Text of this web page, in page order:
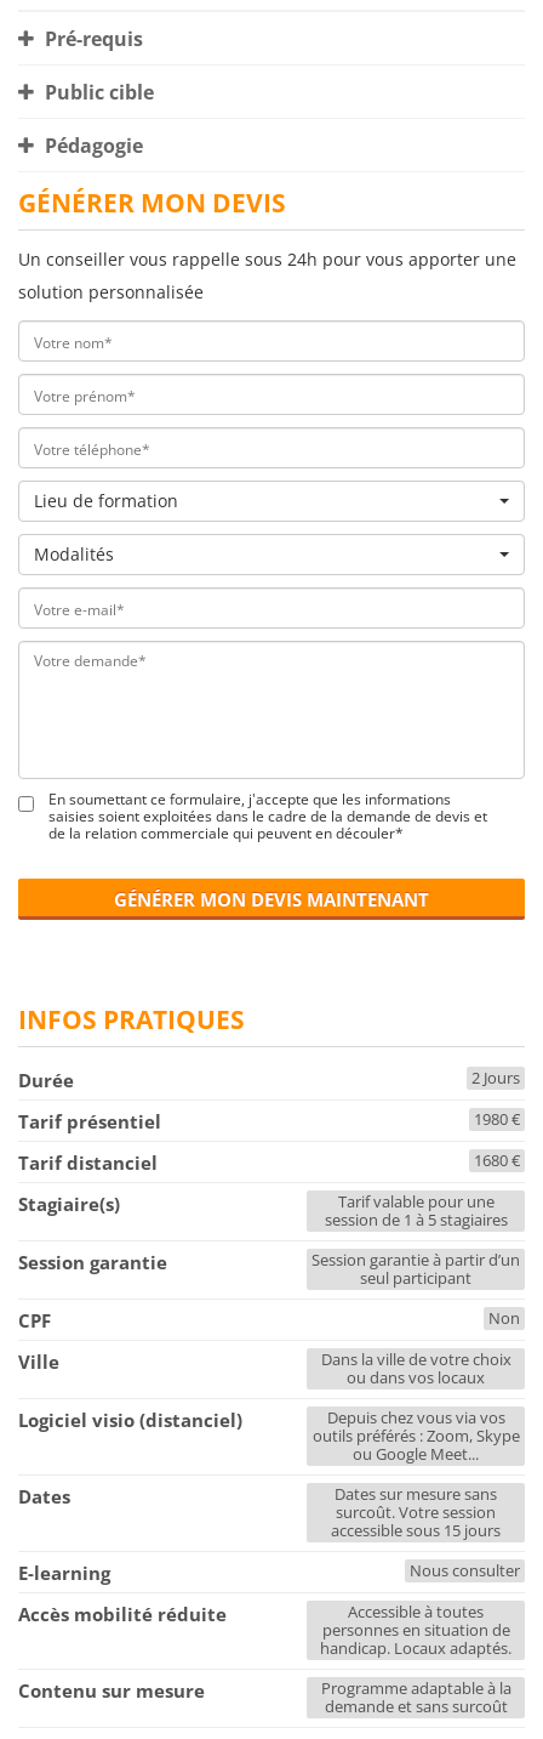
Pré-requis
Public cible
Pédagogie
GÉNÉRER MON DEVIS
Un conseiller vous rappelle sous 24h pour vous apporter une
solution personnalisée
Lieu de formation
Modalités
En soumettant ce formulaire, j'accepte que les informations
saisies soient exploitées dans le cadre de la demande de devis et
de la relation commerciale qui peuvent en découler*
GÉNÉRER MON DEVIS MAINTENANT
INFOS PRATIQUES
Durée 2 Jours
Tarif présentiel 1980 €
Tarif distanciel 1680 €
Stagiaire(s)
Tarif valable pour une
session de 1 à 5 stagiaires
Session garantie
Session garantie à partir d’un
seul participant
CPF Non
Ville
Dans la ville de votre choix
ou dans vos locaux
Logiciel visio (distanciel)
Depuis chez vous via vos
outils préférés : Zoom, Skype
ou Google Meet...
Dates
Dates sur mesure sans
surcoût. Votre session
accessible sous 15 jours
E-learning Nous consulter
Accès mobilité réduite
Accessible à toutes
personnes en situation de
handicap. Locaux adaptés.
Contenu sur mesure
Programme adaptable à la
demande et sans surcoût